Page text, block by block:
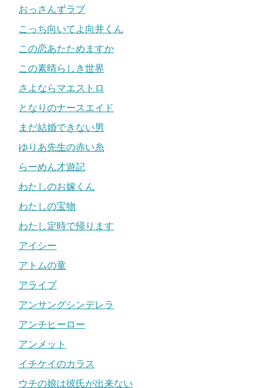
おっさんずラブ
こっち向いてよ向井くん
この恋あたためますか
この素晴らしき世界
さよならマエストロ
となりのナースエイド
まだ結婚できない男
ゆりあ先生の赤い糸
らーめん才遊記
わたしのお嫁くん
わたしの宝物
わたし定時で帰ります
アイシー
アトムの童
アライブ
アンサングシンデレラ
アンチヒーロー
アンメット
イチケイのカラス
ウチの娘は彼氏が出来ない